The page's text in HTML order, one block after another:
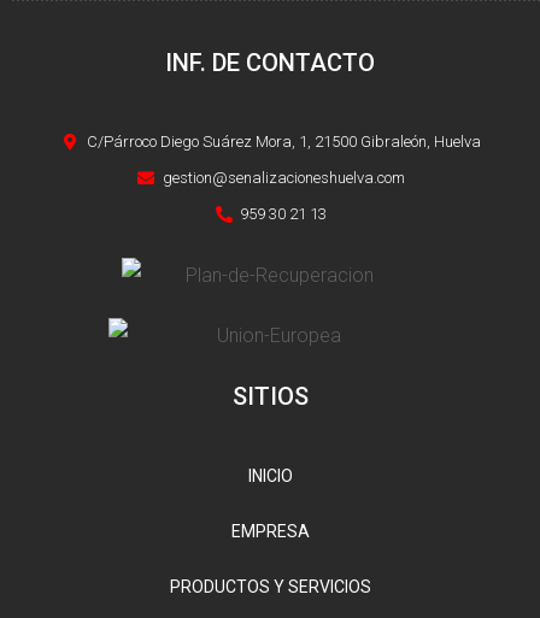
INF. DE CONTACTO
C/Párroco Diego Suárez Mora, 1, 21500 Gibraleón, Huelva
gestion@senalizacioneshuelva.com
959 30 21 13
SITIOS
INICIO
EMPRESA
PRODUCTOS Y SERVICIOS